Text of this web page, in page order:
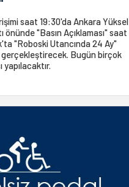
saat 19:30'da Ankara Yüksel
önünde "Basın Açıklaması" saat
"Roboski Utancında 24 Ay"
Bugün birçok
yapılacaktır.